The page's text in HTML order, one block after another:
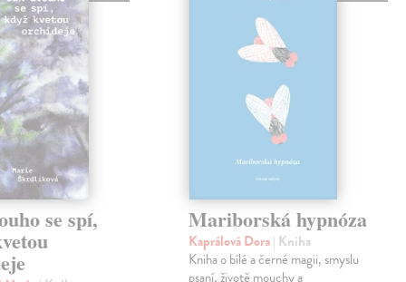
se spí, Mariborská hypnóza
Kaprálová Dora| Kniha
Kniha o bílé a černé magii, smyslu
psaní, životě mouchy a